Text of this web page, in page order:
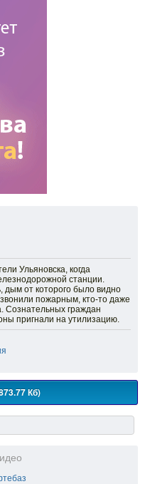
Ульяновска, когда
станции.
дым от которого было видно
пожарным, кто-то даже
Сознательных граждан
пригнали на утилизацию.
Кб)